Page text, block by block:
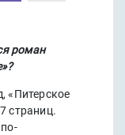
роман
«Питерское
страниц.